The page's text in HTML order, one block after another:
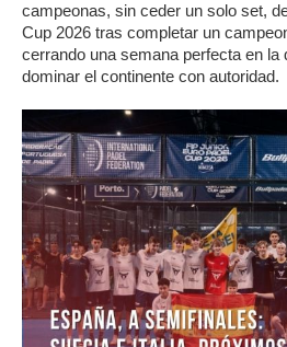
campeonas, sin ceder un solo set,
Cup 2026 tras completar un
cerrando una semana perfecta en la
dominar el continente con autoridad.